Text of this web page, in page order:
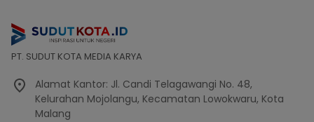
PT. SUDUT KOTA MEDIA KARYA
Alamat Kantor: Jl. Candi Telagawangi No. 48,
Kelurahan Mojolangu, Kecamatan Lowokwaru, Kota
Malang